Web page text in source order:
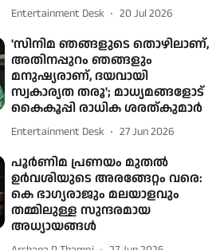
Entertainment Desk 20 Jul 2026
'സിനിമ ഞങ്ങളുടെ തൊഴിലാണ്,
അതിനപ്പുറം ഞങ്ങളും
മനുഷ്യരാണ്, ദയവായി
സ്വകാര്യത തരൂ'; മാധ്യമങ്ങളോട്
കൈകൂപ്പി രാധിക ശരത്കുമാർ
Entertainment Desk 27 Jun 2026
പൂര്‍ണിമ പ്രണയം മുതല്‍
ഉര്‍വശിയുടെ അരങ്ങേറ്റം വരെ:
കെ ഭാഗ്യരാജും മലയാളവും
തമ്മിലുള്ള സുന്ദരമായ
അധ്യായങ്ങള്‍